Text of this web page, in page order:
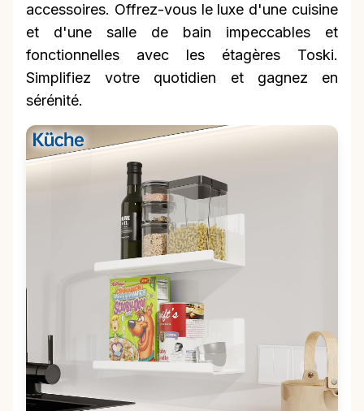
accessoires. Offrez-vous le luxe d'une cuisine
et d'une salle de bain impeccables et
fonctionnelles avec les étagères Toski.
Simplifiez votre quotidien et gagnez en
sérénité.